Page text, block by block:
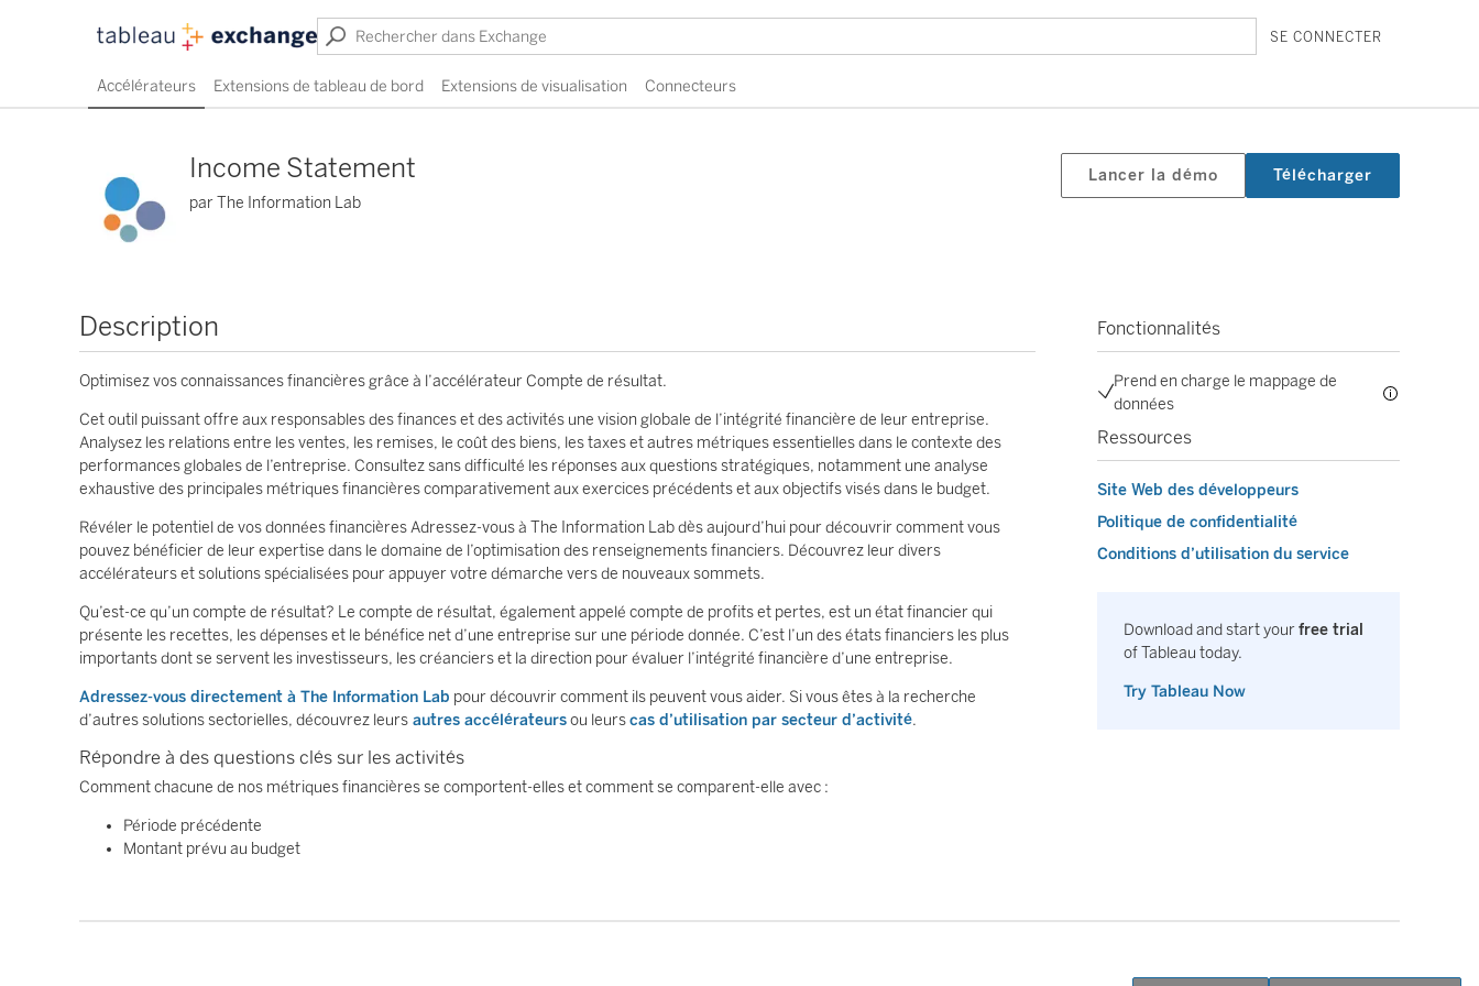
SE CONNECTER
Accélérateurs Extensions de tableau de bord Extensions de visualisation Connecteurs
Income Statement
par The Information Lab
Lancer la démo Télécharger
Description
Optimisez vos connaissances financières grâce à l’accélérateur Compte de résultat.
Cet outil puissant offre aux responsables des finances et des activités une vision globale de l’intégrité financière de leur entreprise.
Analysez les relations entre les ventes, les remises, le coût des biens, les taxes et autres métriques essentielles dans le contexte des
performances globales de l’entreprise. Consultez sans difficulté les réponses aux questions stratégiques, notamment une analyse
exhaustive des principales métriques financières comparativement aux exercices précédents et aux objectifs visés dans le budget.
Révéler le potentiel de vos données financières Adressez-vous à The Information Lab dès aujourd’hui pour découvrir comment vous
pouvez bénéficier de leur expertise dans le domaine de l’optimisation des renseignements financiers. Découvrez leur divers
accélérateurs et solutions spécialisées pour appuyer votre démarche vers de nouveaux sommets.
Qu’est-ce qu’un compte de résultat? Le compte de résultat, également appelé compte de profits et pertes, est un état financier qui
présente les recettes, les dépenses et le bénéfice net d’une entreprise sur une période donnée. C’est l’un des états financiers les plus
importants dont se servent les investisseurs, les créanciers et la direction pour évaluer l’intégrité financière d’une entreprise.
Adressez-vous directement à The Information Lab pour découvrir comment ils peuvent vous aider. Si vous êtes à la recherche
d’autres solutions sectorielles, découvrez leurs autres accélérateursou leurscas d’utilisation par secteur d’activité.
Répondre à des questions clés sur les activités
Comment chacune de nos métriques financières se comportent-elles et comment se comparent-elle avec :
Période précédente
Montant prévu au budget
Fonctionnalités
Prend en charge le mappage de
données
Ressources
Site Web des développeurs
Politique de confidentialité
Conditions d’utilisation du service
Download and start yourfree trial
of Tableau today.
Try Tableau Now